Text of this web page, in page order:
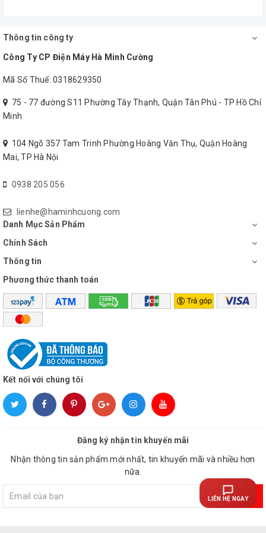
cho số lượng hàng mua nhiều nhé.
Thông tin công ty
Công Ty CP Điện Máy Hà Minh Cường
Mã Số Thuế: 0318629350
75 - 77 đường S11 Phường Tây Thạnh, Quận Tân Phú - TP Hồ Chí
Minh
104 Ngõ 357 Tam Trinh Phường Hoàng Văn Thụ, Quận Hoàng
Mai, TP Hà Nội
0938 205 056
lienhe@haminhcuong.com
Danh Mục Sản Phẩm
Chính Sách
Thông tin
Phương thức thanh toán
Kết nối với chúng tôi
Đăng ký nhận tin khuyến mãi
Nhận thông tin sản phẩm mới nhất, tin khuyến mãi và nhiều hơn
nữa.
Đăng ký
LIÊN HỆ NGAY